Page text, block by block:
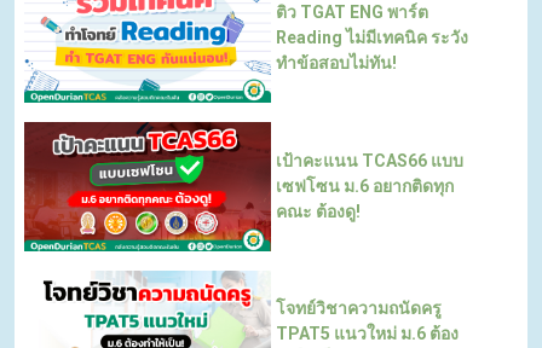
ติว TGAT ENG พาร์ต
Reading ไม่มีเทคนิค ระวัง
ทำข้อสอบไม่ทัน!
เป้าคะแนน TCAS66 แบบ
เซฟโซน ม.6 อยากติดทุก
คณะ ต้องดู!
โจทย์วิชาความถนัดครู
TPAT5 แนวใหม่ ม.6 ต้อง